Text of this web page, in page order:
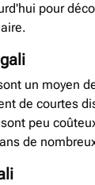
pour
un moyen
de courtes
peu
de